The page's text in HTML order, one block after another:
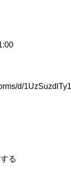
d/
る